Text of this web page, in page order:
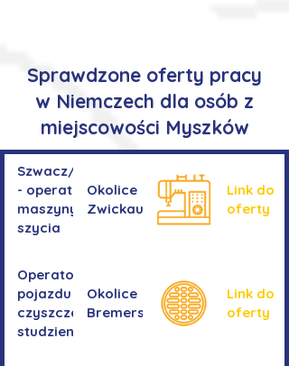
Sprawdzone oferty pracy
w Niemczech dla osób z
miejscowości Myszków
Szwacz/Szwaczka
- operator
maszyny do
szycia
Okolice
Zwickau
Link do
oferty
Operator/operatorka
pojazdu do
czyszczenia
studzienek
Okolice
Bremershaven
Link do
oferty